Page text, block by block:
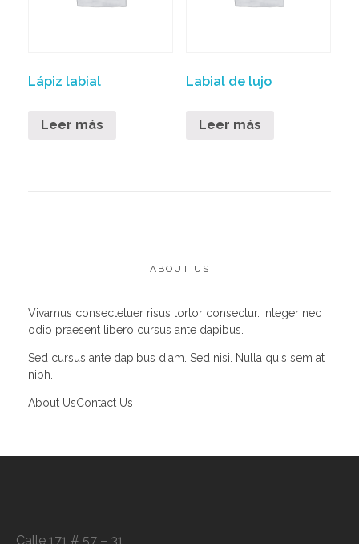
Lápiz labial
Leer más
Labial de lujo
Leer más
ABOUT US
Vivamus consectetuer risus tortor consectur. Integer nec
odio praesent libero cursus ante dapibus.
Sed cursus ante dapibus diam. Sed nisi. Nulla quis sem at
nibh.
About UsContact Us
Calle 171 # 57 – 31